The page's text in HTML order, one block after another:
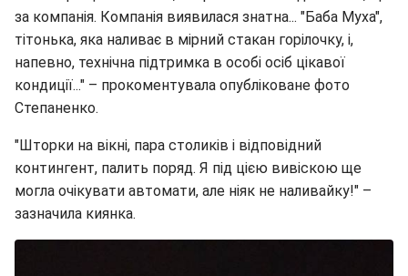
за компанія. Компанія виявилася знатна... "Баба Муха",
тітонька, яка наливає в мірний стакан горілочку, і,
напевно, технічна підтримка в особі осіб цікавої
кондиції..." – прокоментувала опубліковане фото
Степаненко.
"Шторки на вікні, пара столиків і відповідний
контингент, палить поряд. Я під цією вивіскою ще
могла очікувати автомати, але ніяк не наливайку!" –
зазначила киянка.